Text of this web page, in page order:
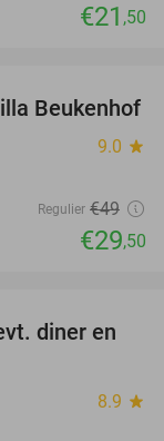
€21 ,50
40%
Beukenhof
9.0 star
Regulier €49
€29,50
37%
diner en
8.9 star